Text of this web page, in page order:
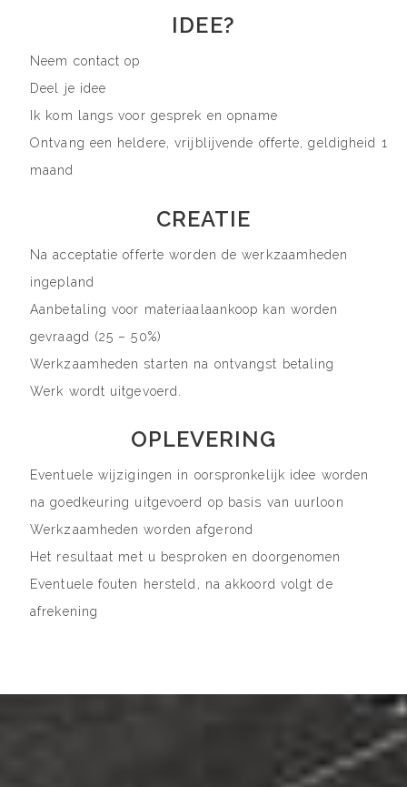
IDEE?
Neem contact op
Deel je idee
Ik kom langs voor gesprek en opname
Ontvang een heldere, vrijblijvende offerte, geldigheid 1
maand
CREATIE
Na acceptatie offerte worden de werkzaamheden
ingepland
Aanbetaling voor materiaalaankoop kan worden
gevraagd (25 – 50%)
Werkzaamheden starten na ontvangst betaling
Werk wordt uitgevoerd.
OPLEVERING
Eventuele wijzigingen in oorspronkelijk idee worden
na goedkeuring uitgevoerd op basis van uurloon
Werkzaamheden worden afgerond
Het resultaat met u besproken en doorgenomen
Eventuele fouten hersteld, na akkoord volgt de
afrekening